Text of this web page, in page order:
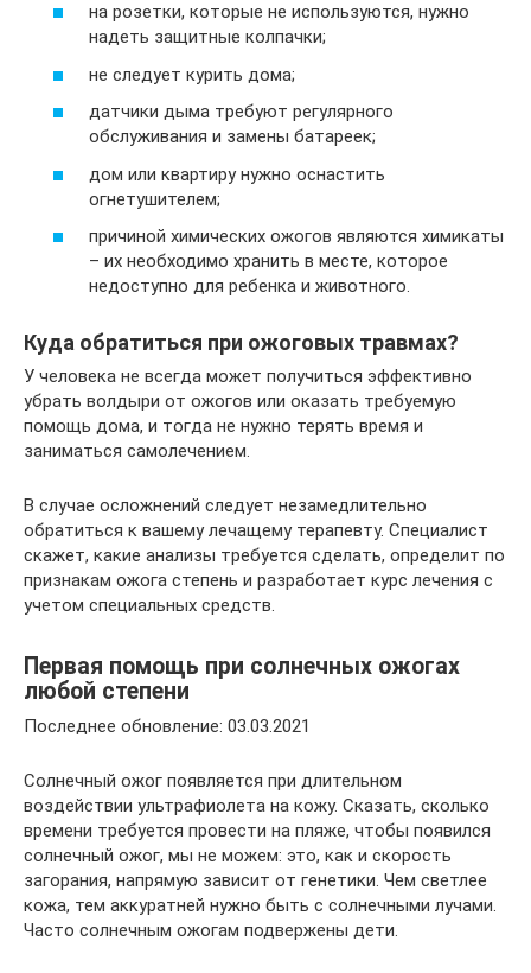
на розетки, которые не используются, нужно
надеть защитные колпачки;
не следует курить дома;
датчики дыма требуют регулярного
обслуживания и замены батареек;
дом или квартиру нужно оснастить
огнетушителем;
причиной химических ожогов являются химикаты
– их необходимо хранить в месте, которое
недоступно для ребенка и животного.
Куда обратиться при ожоговых травмах?
У человека не всегда может получиться эффективно
убрать волдыри от ожогов или оказать требуемую
помощь дома, и тогда не нужно терять время и
заниматься самолечением.
В случае осложнений следует незамедлительно
обратиться к вашему лечащему терапевту. Специалист
скажет, какие анализы требуется сделать, определит по
признакам ожога степень и разработает курс лечения с
учетом специальных средств.
Первая помощь при солнечных ожогах
любой степени
Последнее обновление: 03.03.2021
Солнечный ожог появляется при длительном
воздействии ультрафиолета на кожу. Сказать, сколько
времени требуется провести на пляже, чтобы появился
солнечный ожог, мы не можем: это, как и скорость
загорания, напрямую зависит от генетики. Чем светлее
кожа, тем аккуратней нужно быть с солнечными лучами.
Часто солнечным ожогам подвержены дети.